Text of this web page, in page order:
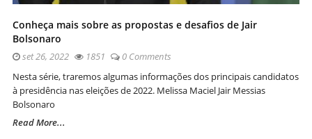
Conheça mais sobre as propostas e desafios de Jair
Bolsonaro
set 26, 2022 1851
0 Comments
Nesta série, traremos algumas informações dos principais candidatos
à presidência nas eleições de 2022. Melissa Maciel Jair Messias
Bolsonaro
Read More...